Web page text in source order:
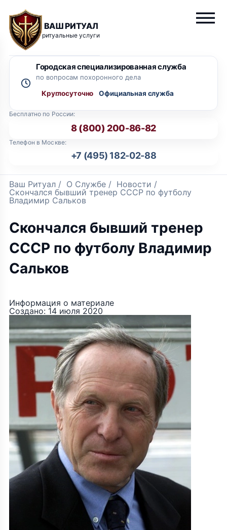
ВАШ РИТУАЛ
ритуальные услуги
Бесплатно по России:
8 (800) 200-86-82
Телефон в Москве:
+7 (495) 182-02-88
Городская специализированная служба
по вопросам похоронного дела
Круглосуточно
Ваш Ритуал / О Службе / Новости /
Скончался бывший тренер СССР по футболу
Владимир Сальков
Скончался бывший тренер
СССР по футболу Владимир
Сальков
Информация о материале
Создано: 14 июля 2020